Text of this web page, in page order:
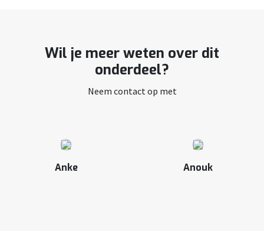
Wil je meer weten over dit
onderdeel?
Neem contact op met
Anke Anouk